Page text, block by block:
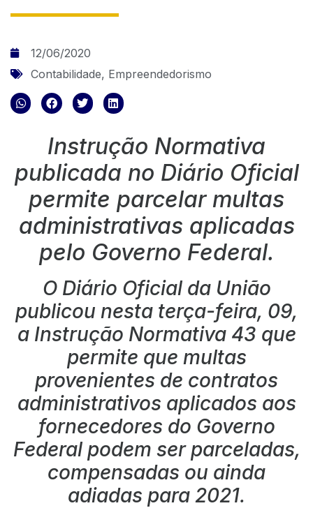
12/06/2020
Contabilidade, Empreendedorismo
Instrução Normativa
publicada no Diário Oficial
permite parcelar multas
administrativas aplicadas
pelo Governo Federal.
O Diário Oficial da União
publicou nesta terça-feira, 09,
a Instrução Normativa 43 que
permite que multas
provenientes de contratos
administrativos aplicados aos
fornecedores do Governo
Federal podem ser parceladas,
compensadas ou ainda
adiadas para 2021.